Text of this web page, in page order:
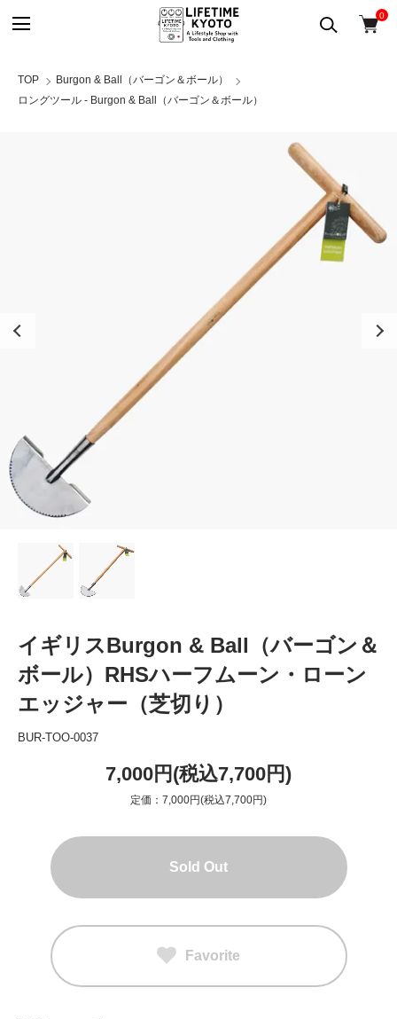
0
TOP
Burgon & Ball（バーゴン＆ボール）
ロングツール - Burgon & Ball（バーゴン＆ボール）
イギリスBurgon & Ball（バーゴン＆
ボール）RHSハーフムーン・ローン
エッジャー（芝切り）
BUR-TOO-0037
7,000円(税込7,700円)
定価：7,000円(税込7,700円)
Sold Out
Favorite